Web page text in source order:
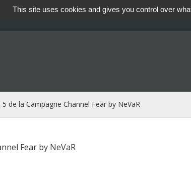
5 de la Campagne Channel Fear by NeVaR
Fear by NeVaR
This site uses cookies and gives you control over